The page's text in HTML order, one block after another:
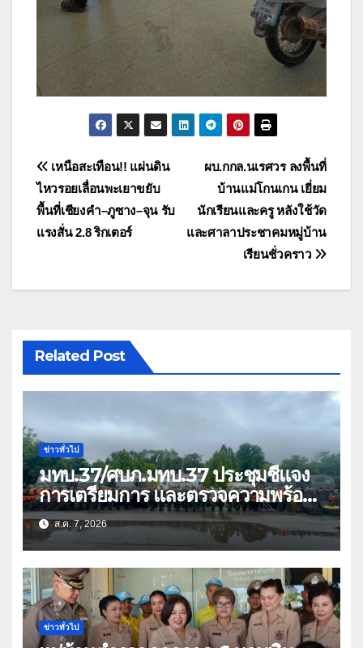
แนะแนว
เรื่อง
ผบ.กกล.นเรศวร ลงพื้นที่
บ้านแม่โกนเกน เยี่ยม
นักเรียนและครู หลังใช้วัด
และศาลาประชาคมหมู่บ้าน
เรียนชั่วคราว
เหนือสะเทือน!! แผ่นดิน
ไหวรอยเลื่อนพะเยาขยับ
พื้นที่เชียงคำ–ภูซาง–จุน รับ
แรงสั่น 2.8 ริกเตอร์
Related Post
ข่าวทั่วไป
มทบ.37/ศบภ.มทบ.37 ประชุมชี้แจง
การเตรียมการ และตรวจความพร้อม
ด้านการบรรเทาสาธารณภัย
ส.ค. 7, 2026
ข่าวทั่วไป